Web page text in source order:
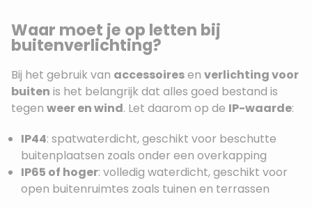
Waar moet je op letten bij
buitenverlichting?
Bij het gebruik van accessoiresen verlichting voor
buiten is het belangrijk dat alles goed bestand is
tegen weer en wind. Let daarom op de IP-waarde:
IP44: spatwaterdicht, geschikt voor beschutte
buitenplaatsen zoals onder een overkapping
IP65 of hoger: volledig waterdicht, geschikt voor
open buitenruimtes zoals tuinen en terrassen